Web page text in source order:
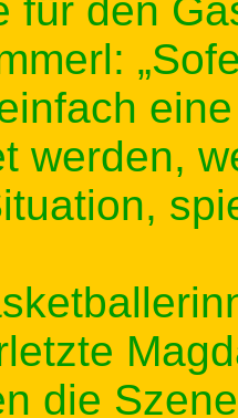
für den
werden,
die